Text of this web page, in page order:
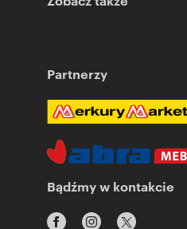
Partnerzy
Bądźmy w kontakcie